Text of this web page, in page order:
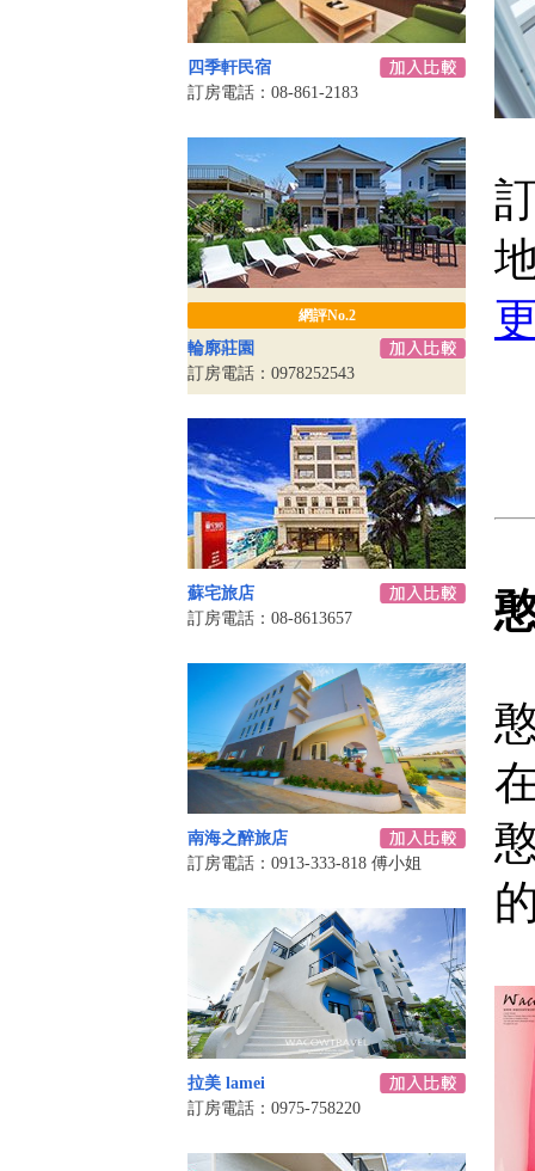
四季軒民宿
訂房電話：08-861-2183
網評No.2
輪廓莊園
訂房電話：0978252543
蘇宅旅店
訂房電話：08-8613657
南海之醉旅店
訂房電話：0913-333-818 傅小姐
拉美 lamei
訂房電話：0975-758220